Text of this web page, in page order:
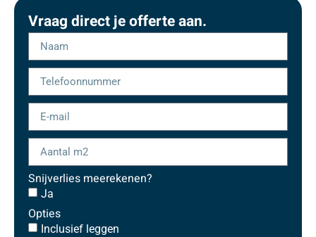
Vraag direct je offerte aan.
Snijverlies meerekenen?
Ja
Opties
Inclusief leggen